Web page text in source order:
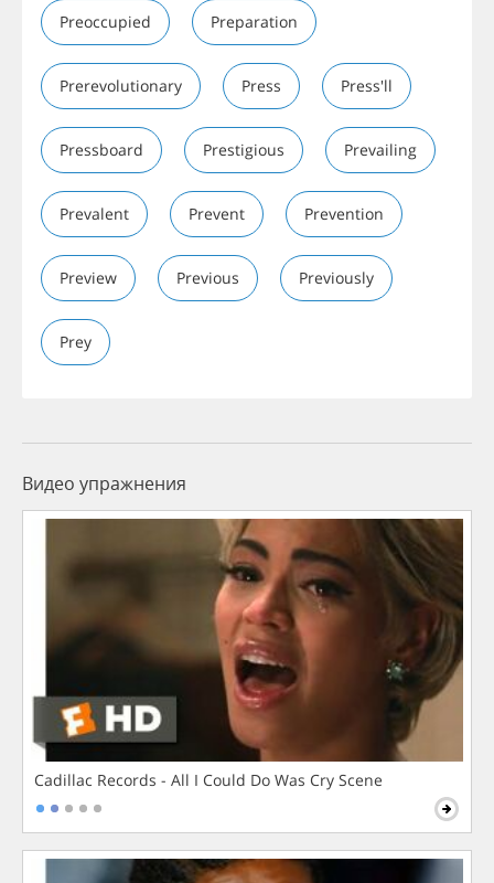
Preoccupied Preparation
Prerevolutionary Press Press'll
Pressboard Prestigious Prevailing
Prevalent Prevent Prevention
Preview Previous Previously
Prey
Видео упражнения
Cadillac Records - All I Could Do Was Cry Scene